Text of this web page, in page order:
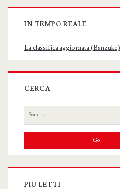
IN TEMPO REALE
La classifica aggiornata (Banzuke)
CERCA
Search
for:
PIÙ LETTI